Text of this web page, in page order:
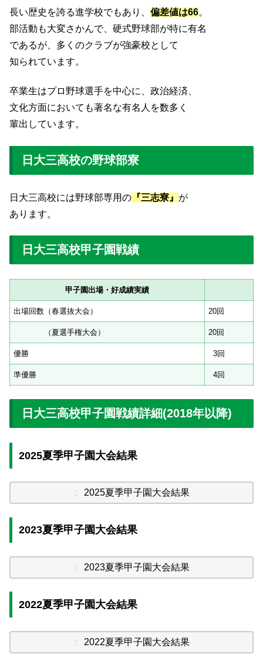
長い歴史を誇る進学校でもあり、 偏差値は66。
部活動も大変さかんで、硬式野球部が特に有名
であるが、多くのクラブが強豪校として
知られています。
卒業生はプロ野球選手を中心に、政治経済、
文化方面においても著名な有名人を数多く
輩出しています。
日大三高校の野球部寮
日大三高校には野球部専用の 『三志寮』 が
あります。
日大三高校甲子園戦績
甲子園出場・好成績実績
出場回数（春選抜大会） 20回
（夏選手権大会） 20回
優勝 3回
準優勝 4回
日大三高校甲子園戦績詳細(2018年以降)
2025夏季甲子園大会結果
2025夏季甲子園大会結果
2023夏季甲子園大会結果
2023夏季甲子園大会結果
2022夏季甲子園大会結果
2022夏季甲子園大会結果